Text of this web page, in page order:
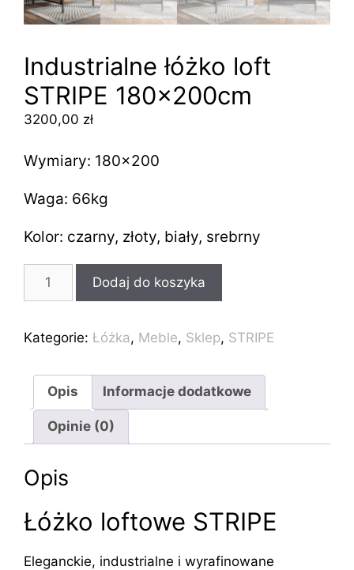
Industrialne łóżko loft
STRIPE 180x200cm
3200,00 zł
Wymiary: 180×200
Waga: 66kg
Kolor: czarny, złoty, biały, srebrny
Industrialne
loft
180x200cm
Dodaj do koszyka
Kategorie: Łóżka, Meble, Sklep, STRIPE
Opis Informacje dodatkowe
Opinie (0)
Opis
Łóżko loftowe STRIPE
Eleganckie, industrialne i wyrafinowane